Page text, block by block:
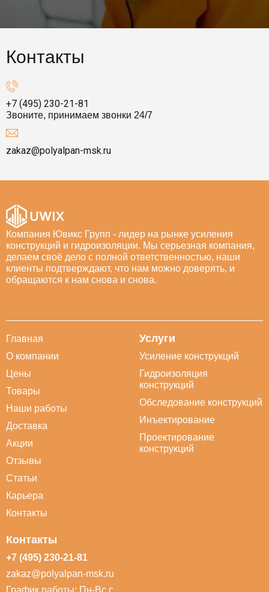
Контакты
+7 (495) 230-21-81
Звоните, принимаем звонки 24/7
zakaz@polyalpan-msk.ru
Компания Ювикс Групп - лидер на рынке усиления
конструкций и гидроизоляции. Мы серьезная компания,
делаем своё дело с полной ответственностью, наши
клиенты подтверждают, что нам можно доверять, и
обращаются к нам снова и снова.
Главная
О компании
Цены
Товары
Наши работы
Доставка
Акции
Отзывы
Статьи
Карьера
Контакты
Услуги
Усиление конструкций
Гидроизоляция
конструкций
Обследование конструкций
Инъектирование
Проектирование
конструкций
Контакты
+7 (495) 230-21-81
zakaz@polyalpan-msk.ru
График работы: Пн-Вс с